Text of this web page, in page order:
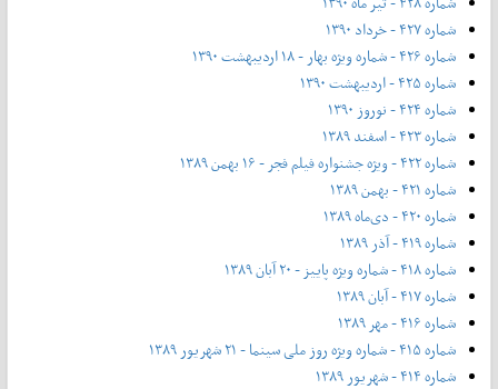
شماره ۴۲۷ - خرداد ۱۳۹۰
شماره ۴۲۶ - شماره ویژه بهار - ۱۸ اردیبهشت ۱۳۹۰
شماره ۴۲۵ - اردیبهشت ۱۳۹۰
شماره ۴۲۴ - نوروز ۱۳۹۰
شماره ۴۲۳ - اسفند ۱۳۸۹
شماره ۴۲۲ - ویژه جشنواره فیلم فجر - ۱۶ بهمن ۱۳۸۹
شماره ۴۲۱ - بهمن ۱۳۸۹
شماره ۴۲۰ - دی‌ماه ۱۳۸۹
شماره ۴۱۹ - آذر ۱۳۸۹
شماره ۴۱۸ - شماره ویژه پاییز - ۲۰ آبان ۱۳۸۹
شماره ۴۱۷ - آبان ۱۳۸۹
شماره ۴۱۶ - مهر ۱۳۸۹
شماره ۴۱۵ - شماره ویژه روز ملی سینما - ۲۱ شهریور ۱۳۸۹
شماره ۴۱۴ - شهریور ۱۳۸۹